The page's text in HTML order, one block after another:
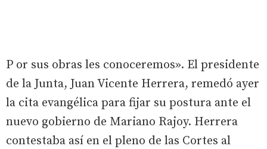
P or sus obras les conoceremos». El presidente
de la Junta, Juan Vicente Herrera, remedó ayer
la cita evangélica para fijar su postura ante el
nuevo gobierno de Mariano Rajoy. Herrera
contestaba así en el pleno de las Cortes al